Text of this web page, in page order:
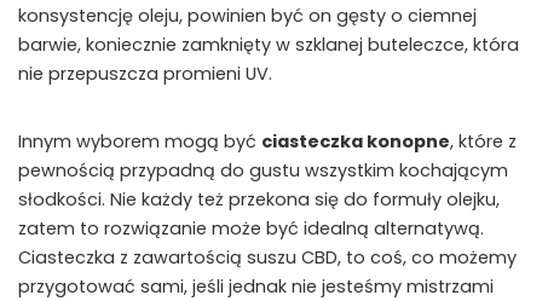
konsystencję oleju, powinien być on gęsty o ciemnej
barwie, koniecznie zamknięty w szklanej buteleczce, która
nie przepuszcza promieni UV.
Innym wyborem mogą być ciasteczka konopne, które z
pewnością przypadną do gustu wszystkim kochającym
słodkości. Nie każdy też przekona się do formuły olejku,
zatem to rozwiązanie może być idealną alternatywą.
Ciasteczka z zawartością suszu CBD, to coś, co możemy
przygotować sami, jeśli jednak nie jesteśmy mistrzami